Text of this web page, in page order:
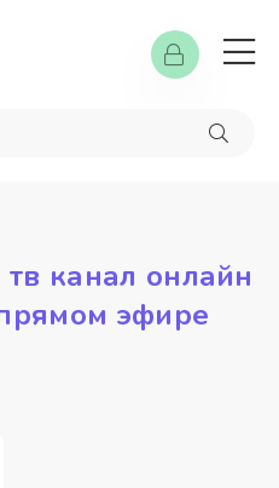
канал онлайн
эфире